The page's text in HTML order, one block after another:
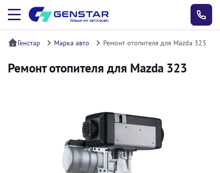
Генстар Марка авто Ремонт отопителя для Mazda 323
Ремонт отопителя для Mazda 323